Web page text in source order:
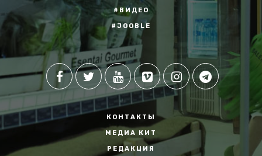
#ВИДЕО
#JOOBLE
КОНТАКТЫ
МЕДИА КИТ
РЕДАКЦИЯ